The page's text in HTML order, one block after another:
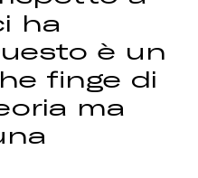
ha
è un
finge di
ma